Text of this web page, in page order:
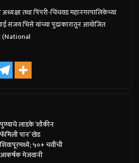
तथा पिंपरी-चिंचवड महानगरपालिकेच्या
संजय भिसे यांच्या पुढाकारातून आयोजित
(National
पुण्याचे लाडके ‘शौकीन
फॅमिली पान’ खेड
शिवापूरमध्ये; ५०+ चवींची
आकर्षक मेजवानी